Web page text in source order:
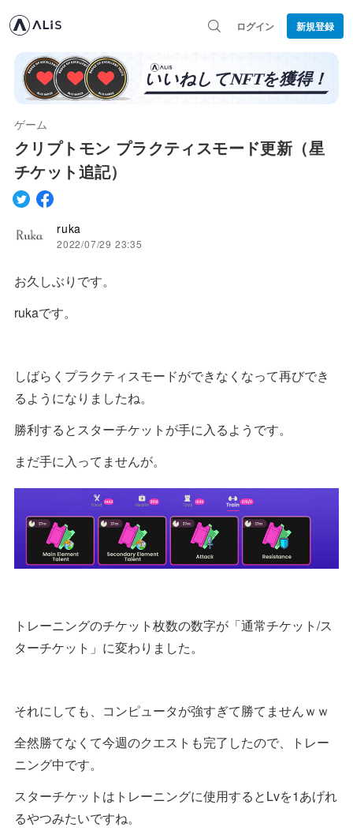
ログイン 新規登録
ゲーム
クリプトモン プラクティスモード更新（星
チケット追記）
ruka
2022/07/29 23:35
お久しぶりです。
rukaです。
しばらくプラクティスモードができなくなって再びでき
るようになりましたね。
勝利するとスターチケットが手に入るようです。
まだ手に入ってませんが。
トレーニングのチケット枚数の数字が「通常チケット/ス
ターチケット」に変わりました。
それにしても、コンピュータが強すぎて勝てませんｗｗ
全然勝てなくて今週のクエストも完了したので、トレー
ニング中です。
スターチケットはトレーニングに使用するとLvを1あげれ
るやつみたいですね。